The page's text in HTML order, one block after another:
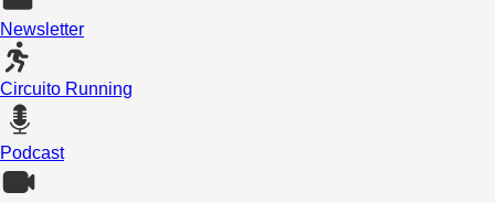
Newsletter
Circuito Running
Podcast